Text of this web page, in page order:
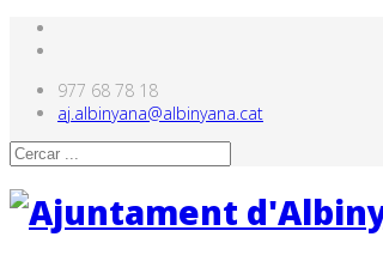
977 68 78 18
aj.albinyana@albinyana.cat